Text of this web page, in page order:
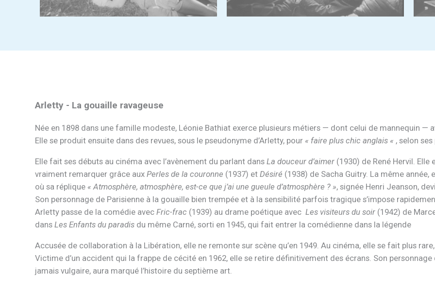
Arletty - La gouaille ravageuse
Née en 1898 dans une famille modeste, Léonie Bathiat exerce plusieurs métiers — dont celui de mannequin —
Elle se produit ensuite dans des revues, sous le pseudonyme d’Arletty, pour « faire plus chic anglais « , selon
Elle fait ses débuts au cinéma avec l’avènement du parlant dans La douceur d’aimer (1930) de René Hervil.
vraiment remarquer grâce aux Perles de la couronne (1937) et Désiré (1938) de Sacha Guitry. La même année,
où sa réplique « Atmosphère, atmosphère, est-ce que j’ai une gueule d’atmosphère ? », signée Henri Jeanson,
Son personnage de Parisienne à la gouaille bien trempée et à la sensibilité parfois tragique s’impose
Arletty passe de la comédie avec Fric-frac (1939) au drame poétique avec Les visiteurs du soir (1942) de
dans Les Enfants du paradis du même Carné, sorti en 1945, qui fait entrer la comédienne dans la légende
Accusée de collaboration à la Libération, elle ne remonte sur scène qu’en 1949. Au cinéma, elle se fait plus
Victime d’un accident qui la frappe de cécité en 1962, elle se retire définitivement des écrans. Son
jamais vulgaire, aura marqué l’histoire du septième art.